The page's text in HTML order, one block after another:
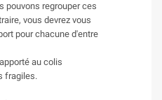
pouvons regrouper ces
vous devrez vous
pour chacune d'entre
au colis
fragiles.